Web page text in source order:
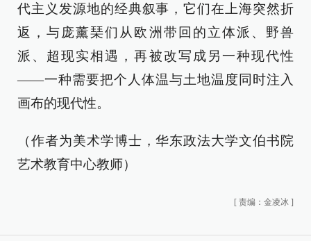
代主义发源地的经典叙事，它们在上海突然折
返，与庞薰琹们从欧洲带回的立体派、野兽
派、超现实相遇，再被改写成另一种现代性
——一种需要把个人体温与土地温度同时注入
画布的现代性。
（作者为美术学博士，华东政法大学文伯书院
艺术教育中心教师）
[ 责编：金凌冰 ]